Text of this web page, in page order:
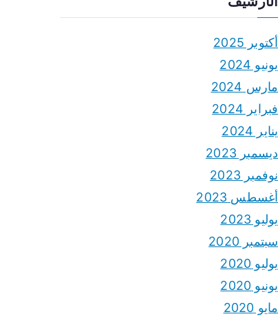
أكتوبر 2025
يونيو 2024
مارس 2024
فبراير 2024
يناير 2024
ديسمبر 2023
نوفمبر 2023
أغسطس 2023
يوليو 2023
سبتمبر 2020
يوليو 2020
يونيو 2020
مايو 2020